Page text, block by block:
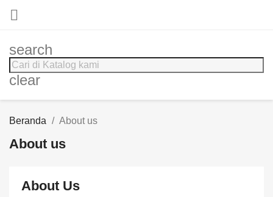

search
clear
Beranda About us
About us
About Us